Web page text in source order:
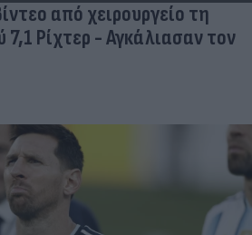
από χειρουργείο τη
7,1 Ρίχτερ - Αγκάλιασαν τον